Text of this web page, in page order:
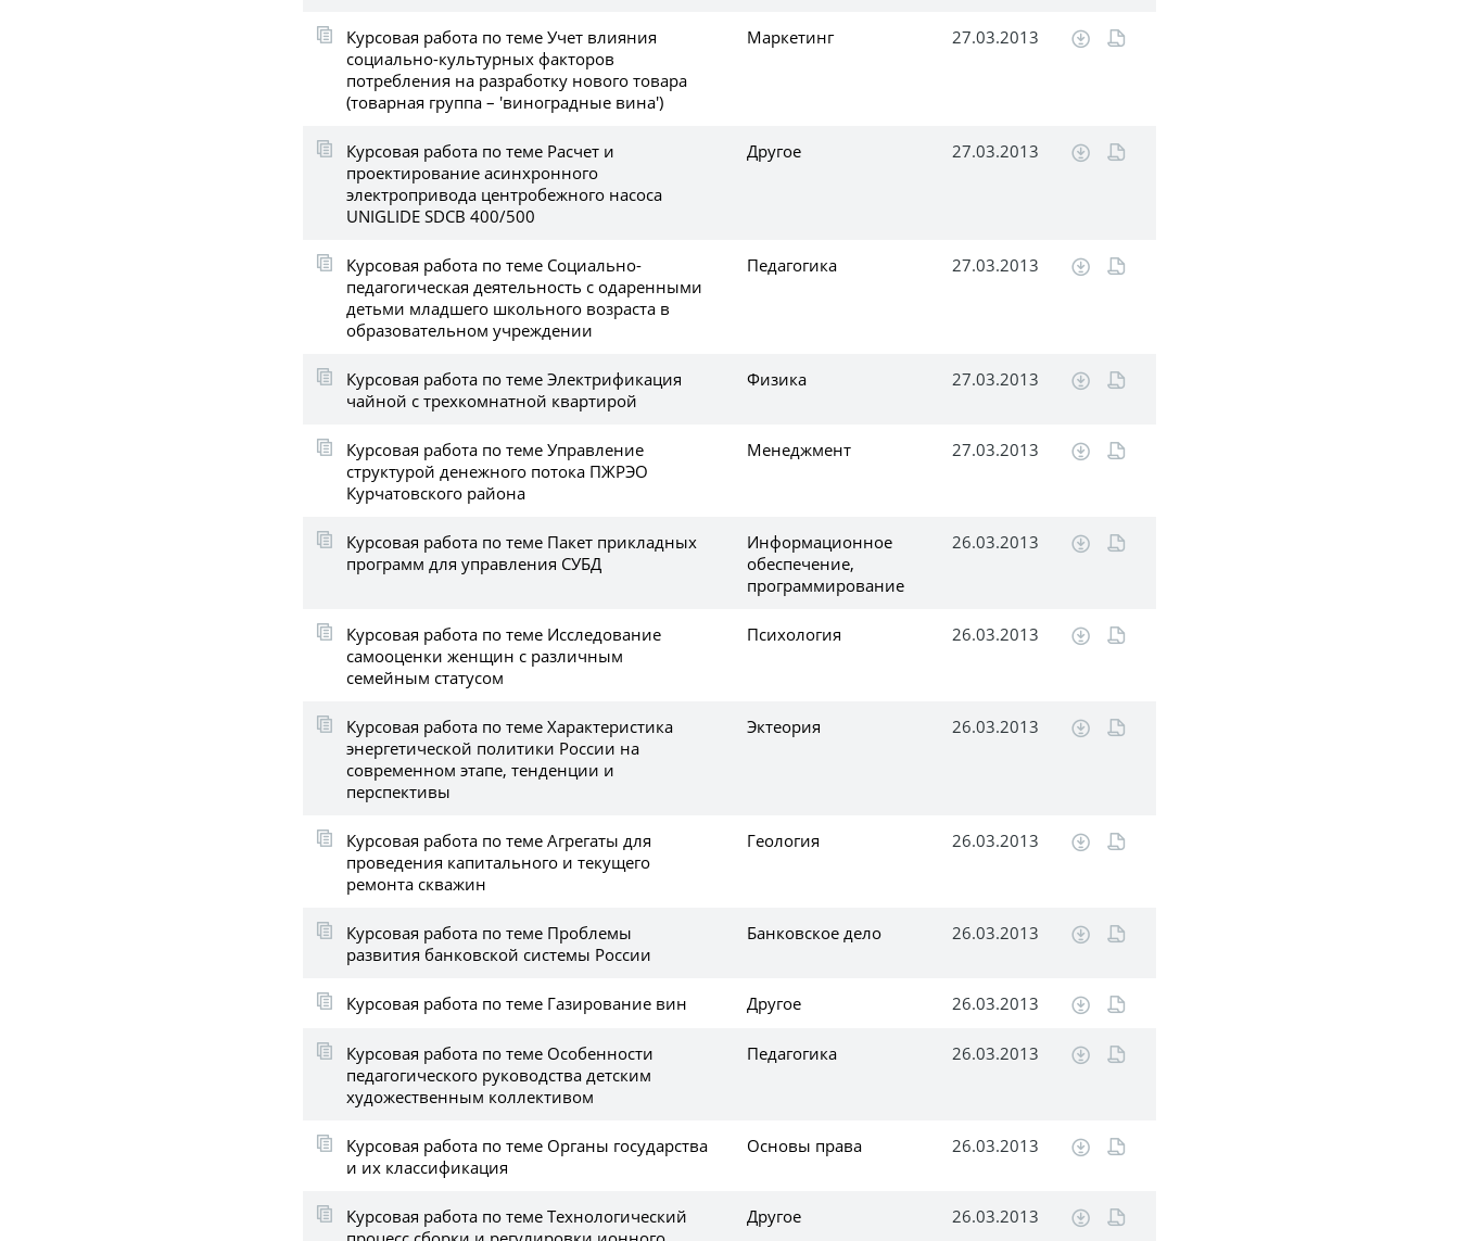
Курсовая работа по теме Учет влияния
социально-культурных факторов
потребления на разработку нового товара
(товарная группа – 'виноградные вина')
Маркетинг 27.03.2013
Курсовая работа по теме Расчет и
проектирование асинхронного
электропривода центробежного насоса
UNIGLIDE SDCB 400/500
Другое 27.03.2013
Курсовая работа по теме Социально-
педагогическая деятельность с одаренными
детьми младшего школьного возраста в
образовательном учреждении
Педагогика 27.03.2013
Курсовая работа по теме Электрификация
чайной с трехкомнатной квартирой
Физика 27.03.2013
Курсовая работа по теме Управление
структурой денежного потока ПЖРЭО
Курчатовского района
Менеджмент 27.03.2013
Курсовая работа по теме Пакет прикладных
программ для управления СУБД
Информационное
обеспечение,
программирование
26.03.2013
Курсовая работа по теме Исследование
самооценки женщин с различным
семейным статусом
Психология 26.03.2013
Курсовая работа по теме Характеристика
энергетической политики России на
современном этапе, тенденции и
перспективы
Эктеория 26.03.2013
Курсовая работа по теме Агрегаты для
проведения капитального и текущего
ремонта скважин
Геология 26.03.2013
Курсовая работа по теме Проблемы
развития банковской системы России
Банковское дело 26.03.2013
Курсовая работа по теме Газирование вин Другое 26.03.2013
Курсовая работа по теме Особенности
педагогического руководства детским
художественным коллективом
Педагогика 26.03.2013
Курсовая работа по теме Органы государства
и их классификация
Основы права 26.03.2013
Курсовая работа по теме Технологический
Другое 26.03.2013